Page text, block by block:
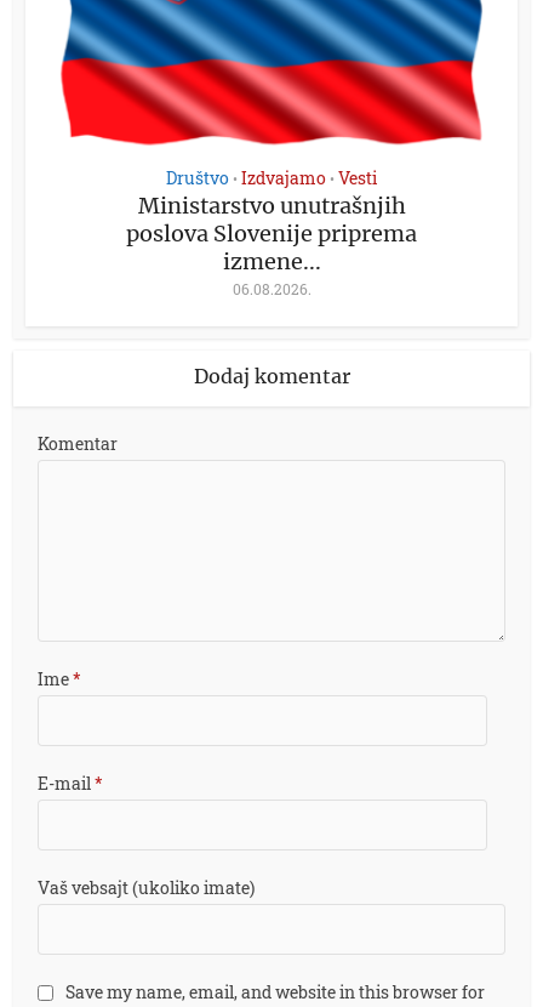
Društvo • Izdvajamo • Vesti
Ministarstvo unutrašnjih
poslova Slovenije priprema
izmene...
06.08.2026.
Dodaj komentar
Komentar
Ime*
E-mail*
Vaš vebsajt (ukoliko imate)
Save my name, email, and website in this browser for